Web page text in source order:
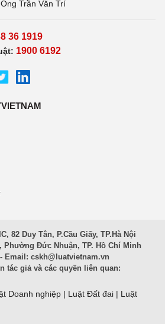
Trần Văn Trí
36 1919
1900 6192
82 Duy Tân, P.Cầu Giấy, TP.Hà Nội
Phường Đức Nhuận, TP. Hồ Chí Minh
Email: cskh@luatvietnam.vn
tác giả và các quyền liên quan:
Doanh nghiệp | Luật Đất đai | Luật